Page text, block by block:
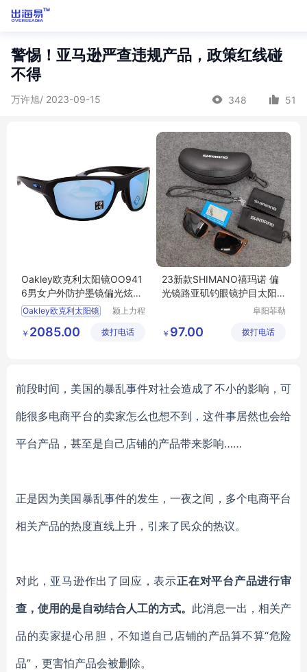
警惕！亚马逊严查违规产品，政策红线碰
不得
万许旭/ 2023-09-15 348 51
Oakley欧克利太阳镜OO941
6男女户外防护墨镜偏光炫彩
水上运动眼镜
Oakley欧克利太阳镜
颍上力程
有限公司
￥ 2085.00 拨打电话
23新款SHIMANO禧玛诺 偏
光镜路亚矶钓眼镜护目太阳
阜阳菲勒
公司
￥ 97.00 拨打电话
前段时间，美国的暴乱事件对社会造成了不小的影响，可
能很多电商平台的卖家怎么也想不到，这件事居然也会给
平台产品，甚至是自己店铺的产品带来影响……
正是因为美国暴乱事件的发生，一夜之间，多个电商平台
相关产品的热度直线上升，引来了民众的热议。
对此，亚马逊作出了回应，表示正在对平台产品进行审
查，使用的是自动结合人工的方式。 此消息一出，相关产
品的卖家提心吊胆，不知道自己店铺的产品算不算“危险
品”，更害怕产品会被删除。